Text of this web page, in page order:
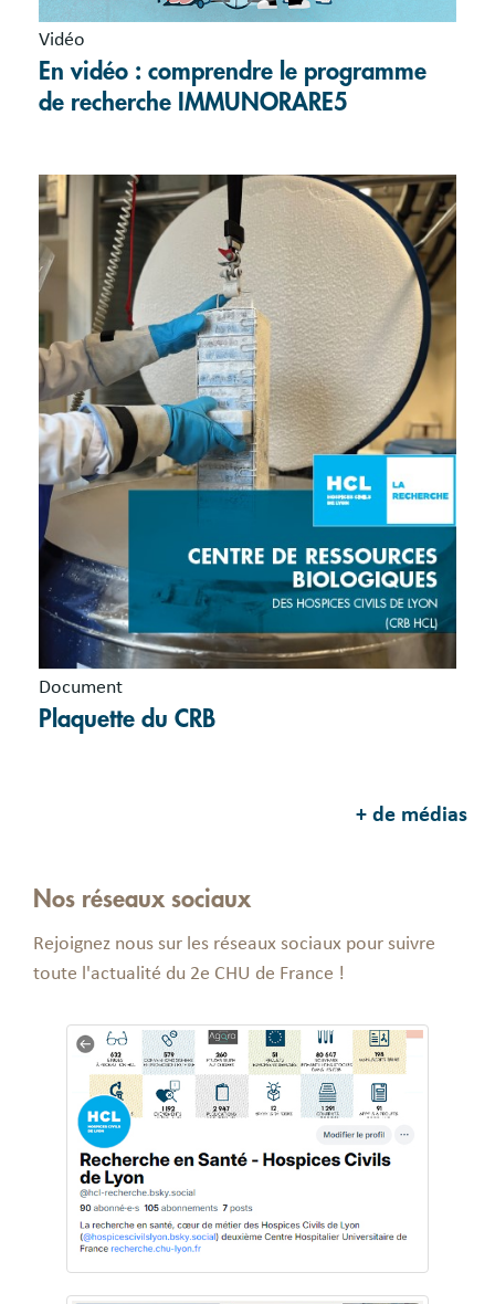
Vidéo
En vidéo : comprendre le programme
de recherche IMMUNORARE5
Document
Plaquette du CRB
+ de médias
Nos réseaux sociaux
Rejoignez nous sur les réseaux sociaux pour suivre
toute l'actualité du 2e CHU de France !